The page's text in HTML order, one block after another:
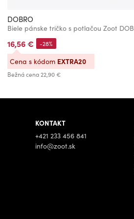
DOBRO
16,56 €
Bežná cena22,90 €
-28%
Cena s kódom EXTRA20
KONTAKT
+421 233 456 841
info@zoot.sk